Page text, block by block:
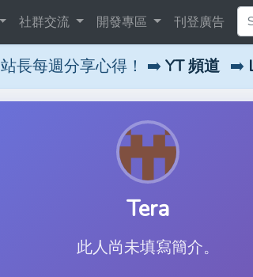
社群交流 開發專區 刊登廣告
站長每週分享心得！ ➡️ YT 頻道 ➡️
Tera
此人尚未填寫簡介。